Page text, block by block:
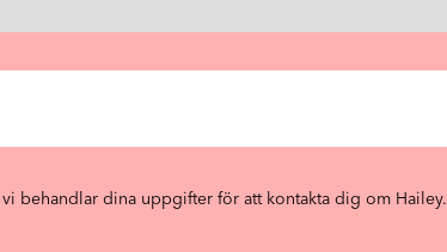
behandlar dina uppgifter för att kontakta dig om Hailey.